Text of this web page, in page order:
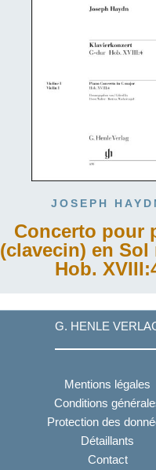
JOSEPH
Concerto pour
(clavecin) en Sol
Hob.
G. HENLE
Mentions légales
Conditions
Protection des
Détaillants
Contact